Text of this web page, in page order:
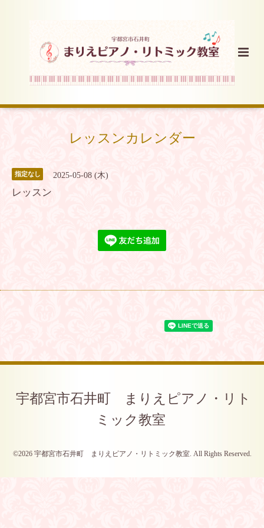
レッスンカレンダー
指定なし 2025-05-08 (木)
レッスン
宇都宮市石井町 まりえピアノ・リト
ミック教室
©2026 宇都宮市石井町 まりえピアノ・リトミック教室. All Rights Reserved.